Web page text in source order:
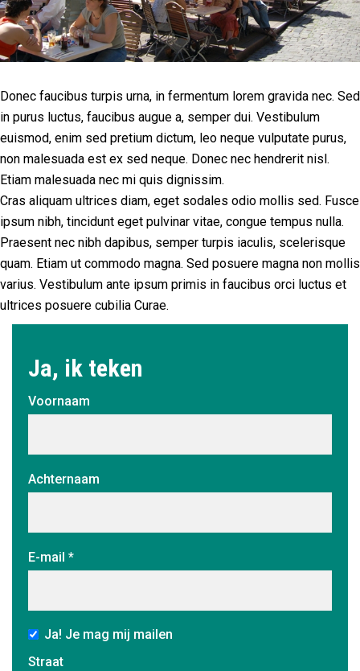
Donec faucibus turpis urna, in fermentum lorem gravida nec. Sed
in purus luctus, faucibus augue a, semper dui. Vestibulum
euismod, enim sed pretium dictum, leo neque vulputate purus,
non malesuada est ex sed neque. Donec nec hendrerit nisl.
Etiam malesuada nec mi quis dignissim.
Cras aliquam ultrices diam, eget sodales odio mollis sed. Fusce
ipsum nibh, tincidunt eget pulvinar vitae, congue tempus nulla.
Praesent nec nibh dapibus, semper turpis iaculis, scelerisque
quam. Etiam ut commodo magna. Sed posuere magna non mollis
varius. Vestibulum ante ipsum primis in faucibus orci luctus et
ultrices posuere cubilia Curae.
Ja, ik teken
Voornaam
Achternaam
E-mail *
Ja! Je mag mij mailen
Straat